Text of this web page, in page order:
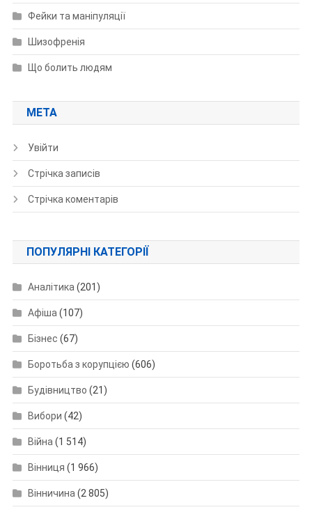
Фейки та маніпуляції
Шизофренія
Що болить людям
МЕТА
Увійти
Стрічка записів
Стрічка коментарів
ПОПУЛЯРНІ КАТЕГОРІЇ
Аналітика (201)
Афіша (107)
Бізнес (67)
Боротьба з корупцією (606)
Будівництво (21)
Вибори (42)
Війна (1 514)
Вінниця (1 966)
Вінничина (2 805)